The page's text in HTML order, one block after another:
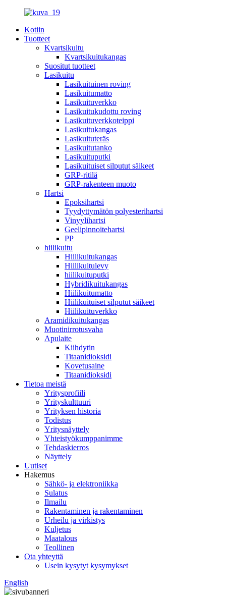
Kotiin
Tuotteet
Kvartsikuitu
Kvartsikuitukangas
Suositut tuotteet
Lasikuitu
Lasikuituinen roving
Lasikuitumatto
Lasikuituverkko
Lasikuitukudottu roving
Lasikuituverkkoteippi
Lasikuitukangas
Lasikuituteräs
Lasikuitutanko
Lasikuituputki
Lasikuituiset silputut säikeet
GRP-ritilä
GRP-rakenteen muoto
Hartsi
Epoksihartsi
Tyydyttymätön polyesterihartsi
Vinyylihartsi
Geelipinnoitehartsi
PP
hiilikuitu
Hiilikuitukangas
Hiilikuitulevy
hiilikuituputki
Hybridikuitukangas
Hiilikuitumatto
Hiilikuituiset silputut säikeet
Hiilikuituverkko
Aramidikuitukangas
Muotinirrotusvaha
Apulaite
Kiihdytin
Titaanidioksidi
Kovetusaine
Titaanidioksidi
Tietoa meistä
Yritysprofiili
Yrityskulttuuri
Yrityksen historia
Todistus
Yritysnäyttely
Yhteistyökumppanimme
Tehdaskierros
Näyttely
Uutiset
Hakemus
Sähkö- ja elektroniikka
Sulatus
Ilmailu
Rakentaminen ja rakentaminen
Urheilu ja virkistys
Kuljetus
Maatalous
Teollinen
Ota yhteyttä
Usein kysytyt kysymykset
English